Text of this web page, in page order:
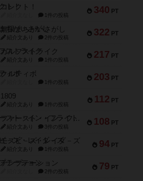
340 PT
コレクト！
1件の投稿
322 PT
無限まちがいさがし
紹介文あり 2件の投稿
217 PT
ガルフストライク
紹介文あり 1件の投稿
203 PT
クルティボ
1件の投稿
112 PT
1809
紹介文あり 1件の投稿
108 PT
ファースト・イン・フライト
紹介文あり 3件の投稿
94 PT
モズビ－ズ・レイダ－ズ
紹介文あり 1件の投稿
79 PT
テンプテーション
2件の投稿